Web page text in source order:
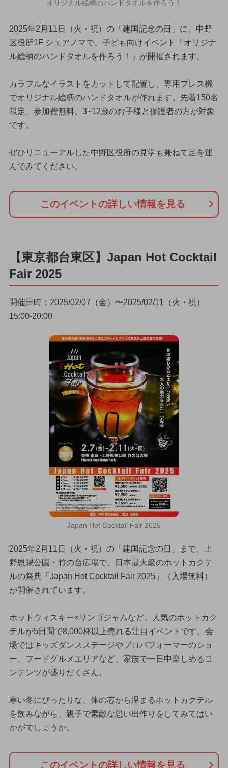
オリジナル絵柄のハンドタオルを作ろう！
2025年2月11日（火・祝）の「建国記念の日」に、中野
区役所1F シェアノマで、子ども向けイベント「オリジナ
ル絵柄のハンドタオルを作ろう！」が開催されます。
カラフルなイラストをカットして配置し、専用プレス機
でオリジナル絵柄のハンドタオルが作れます。先着150名
限定、参加費無料。3~12歳のお子様と保護者の方が対象
です。
ぜひリニューアルした中野区役所の見学も兼ねて足を運
んでみてください。
このイベントの詳しい情報を見る
【東京都台東区】Japan Hot Cocktail
Fair 2025
開催日時：2025/02/07（金）〜2025/02/11（火・祝）
15:00-20:00
Japan Hot Cocktail Fair 2025
2025年2月11日（火・祝）の「建国記念の日」まで、上
野恩賜公園・竹の台広場で、日本最大級のホットカクテ
ルの祭典「Japan Hot Cocktail Fair 2025」（入場無料）
が開催されています。
ホットウィスキー×リンゴジャムなど、人気のホットカク
テルが5日間で8,000杯以上売れる注目イベントです。会
場ではキッズダンスステージやプロパフォーマーのショ
ー、フードグルメエリアなど、家族で一日中楽しめるコ
ンテンツが盛りだくさん。
寒い冬にぴったりな、体の芯から温まるホットカクテル
を飲みながら、親子で素敵な思い出作りをしてみてはい
かがでしょうか。
このイベントの詳しい情報を見る